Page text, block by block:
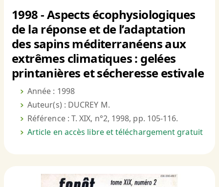
1998 - Aspects écophysiologiques
de la réponse et de l’adaptation
des sapins méditerranéens aux
extrêmes climatiques : gelées
printanières et sécheresse estivale
Année : 1998
Auteur(s) : DUCREY M.
Référence : T. XIX, n°2, 1998, pp. 105-116.
Article en accès libre et téléchargement gratuit